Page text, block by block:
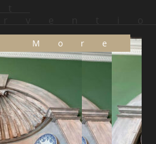
More